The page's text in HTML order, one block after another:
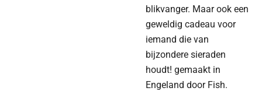
blikvanger. Maar ook een
geweldig cadeau voor
iemand die van
bijzondere sieraden
houdt! gemaakt in
Engeland door Fish.